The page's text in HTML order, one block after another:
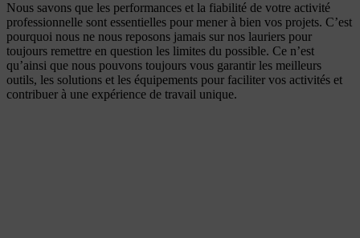
Nous savons que les performances et la fiabilité de votre activité
professionnelle sont essentielles pour mener à bien vos projets. C’est
pourquoi nous ne nous reposons jamais sur nos lauriers pour
toujours remettre en question les limites du possible. Ce n’est
qu’ainsi que nous pouvons toujours vous garantir les meilleurs
outils, les solutions et les équipements pour faciliter vos activités et
contribuer à une expérience de travail unique.